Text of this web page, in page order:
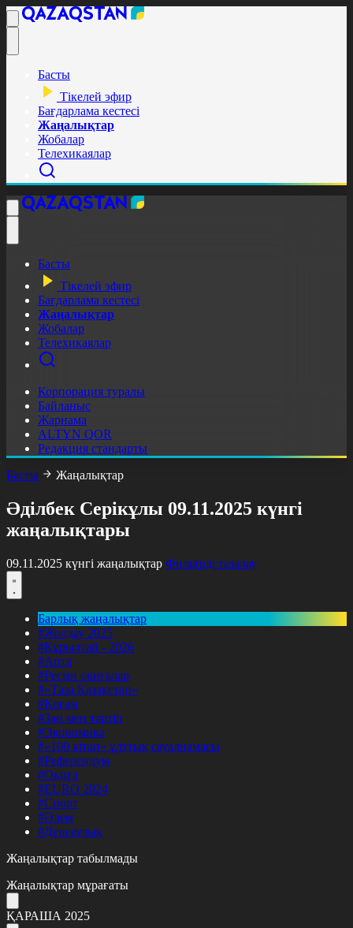
Басты
Тікелей эфир
Бағдарлама кестесі
Жаңалықтар
Жобалар
Телехикаялар
Басты
Тікелей эфир
Бағдарлама кестесі
Жаңалықтар
Жобалар
Телехикаялар
Корпорация туралы
Байланыс
Жарнама
ALTYN QOR
Редакция стандарты
Басты
Жаңалықтар
Әділбек Серікұлы 09.11.2025 күнгі
жаңалықтары
09.11.2025 күнгі жаңалықтар Фильтрді тазалау
Барлық жаңалықтар
#Жолдау 2025
#Құрылтай - 2026
#Апта
#Ресми оқиғалар
#«Таза Қазақстан»
#Қоғам
#Заң мен тәртіп
#Экономика
#«100 кітап» ұлттық сауалнамасы
#Референдум
#Оқиға
#EURO 2024
#Спорт
#Әлем
#Денсаулық
Жаңалықтар табылмады
Жаңалықтар мұрағаты
ҚАРАША 2025